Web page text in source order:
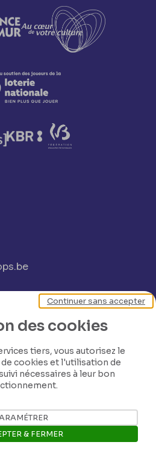
des cookies
tiers, vous autorisez le
cookies et l'utilisation de
nécessaires à leur bon
Continuer sans accepter
& FERMER